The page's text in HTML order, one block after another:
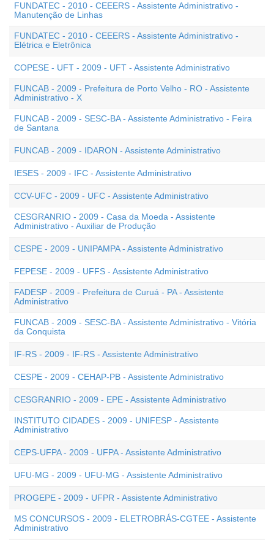
FUNDATEC - 2010 - CEEERS - Assistente Administrativo -
Manutenção de Linhas
FUNDATEC - 2010 - CEEERS - Assistente Administrativo -
Elétrica e Eletrônica
COPESE - UFT - 2009 - UFT - Assistente Administrativo
FUNCAB - 2009 - Prefeitura de Porto Velho - RO - Assistente
Administrativo - X
FUNCAB - 2009 - SESC-BA - Assistente Administrativo - Feira
de Santana
FUNCAB - 2009 - IDARON - Assistente Administrativo
IESES - 2009 - IFC - Assistente Administrativo
CCV-UFC - 2009 - UFC - Assistente Administrativo
CESGRANRIO - 2009 - Casa da Moeda - Assistente
Administrativo - Auxiliar de Produção
CESPE - 2009 - UNIPAMPA - Assistente Administrativo
FEPESE - 2009 - UFFS - Assistente Administrativo
FADESP - 2009 - Prefeitura de Curuá - PA - Assistente
Administrativo
FUNCAB - 2009 - SESC-BA - Assistente Administrativo - Vitória
da Conquista
IF-RS - 2009 - IF-RS - Assistente Administrativo
CESPE - 2009 - CEHAP-PB - Assistente Administrativo
CESGRANRIO - 2009 - EPE - Assistente Administrativo
INSTITUTO CIDADES - 2009 - UNIFESP - Assistente
Administrativo
CEPS-UFPA - 2009 - UFPA - Assistente Administrativo
UFU-MG - 2009 - UFU-MG - Assistente Administrativo
PROGEPE - 2009 - UFPR - Assistente Administrativo
MS CONCURSOS - 2009 - ELETROBRÁS-CGTEE - Assistente
Administrativo